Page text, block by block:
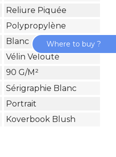
Reliure Piquée
Polypropylène
Blanc
Vélin Velouté
90 G/m²
Sérigraphie Blanc
Portrait
Koverbook Blush
Where to buy ?